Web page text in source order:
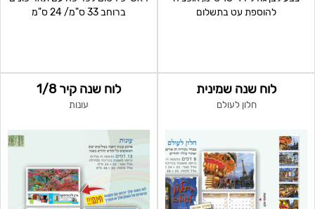
להוספת עט בתשלום
ברוחב 33 ס"מ/ 24 ס"מ
לוח שנה שמינית
חלון לעולם
לוח שנה קיר 1/8
עונות